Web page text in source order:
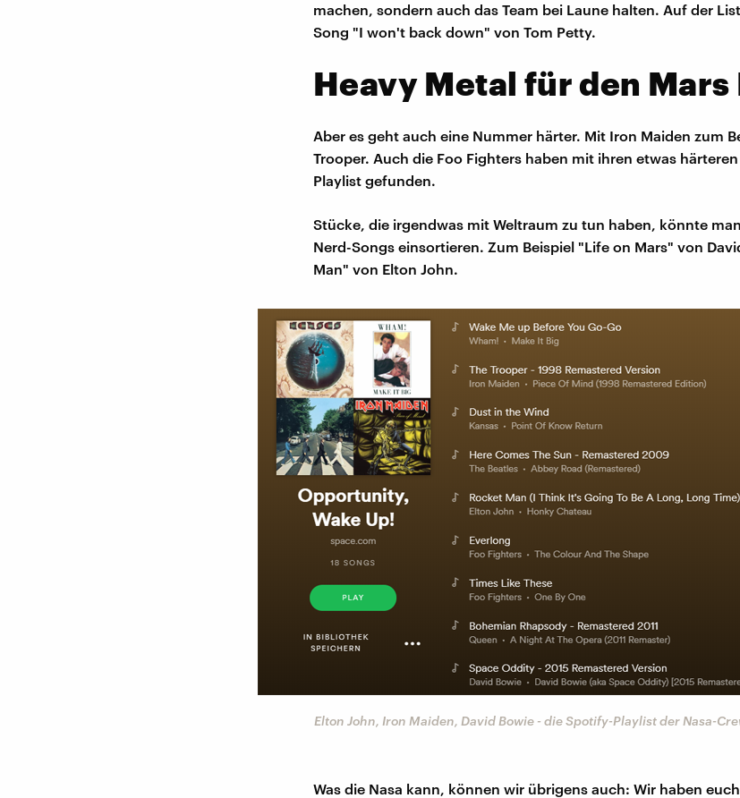
machen, sondern auch das Team bei Laune halten. Auf der
Song "I won't back down" von Tom Petty.
Heavy Metal für den Mars
Aber es geht auch eine Nummer härter. Mit Iron Maiden zum
Trooper. Auch die Foo Fighters haben mit ihren etwas
Playlist gefunden.
Stücke, die irgendwas mit Weltraum zu tun haben, könnte
Nerd-Songs einsortieren. Zum Beispiel "Life on Mars" von
Man" von Elton John.
Elton John, Iron Maiden, David Bowie - die Spotify-Playlist der Nasa-
Was die Nasa kann, können wir übrigens auch: Wir haben